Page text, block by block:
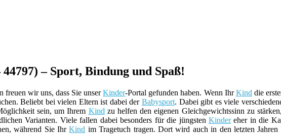
– Sport, Bindung und Spaß!
freuen wir uns, dass Sie unserKinder-Portal gefunden haben. Wenn IhrKind die
Beliebt bei vielen Eltern ist dabei der Babysport. Dabei gibt es viele
sein, um Ihrem Kind zu helfen den eigenen Gleichgewichtssinn zu
Varianten. Viele fallen dabei besonders für die jüngsten Kindereher in die
während Sie IhrKind im Tragetuch tragen. Dort wird auch in den letzten